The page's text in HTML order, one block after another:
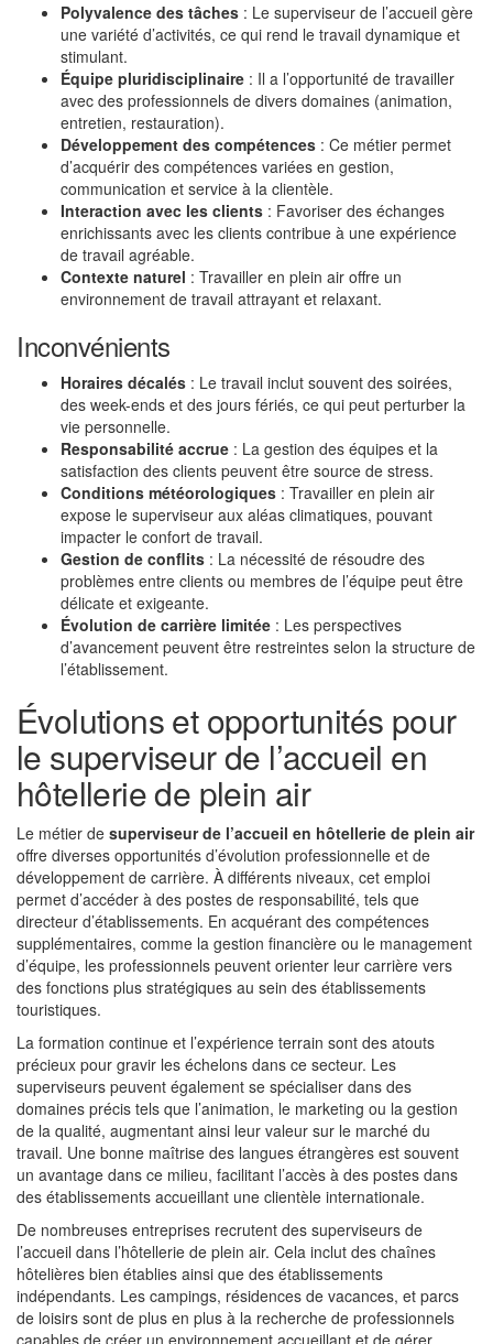
Polyvalence des tâches : Le superviseur de l’accueil gère
une variété d’activités, ce qui rend le travail dynamique et
stimulant.
Équipe pluridisciplinaire : Il a l’opportunité de travailler
avec des professionnels de divers domaines (animation,
entretien, restauration).
Développement des compétences : Ce métier permet
d’acquérir des compétences variées en gestion,
communication et service à la clientèle.
Interaction avec les clients : Favoriser des échanges
enrichissants avec les clients contribue à une expérience
de travail agréable.
Contexte naturel : Travailler en plein air offre un
environnement de travail attrayant et relaxant.
Inconvénients
Horaires décalés : Le travail inclut souvent des soirées,
des week-ends et des jours fériés, ce qui peut perturber la
vie personnelle.
Responsabilité accrue : La gestion des équipes et la
satisfaction des clients peuvent être source de stress.
Conditions météorologiques : Travailler en plein air
expose le superviseur aux aléas climatiques, pouvant
impacter le confort de travail.
Gestion de conflits : La nécessité de résoudre des
problèmes entre clients ou membres de l’équipe peut être
délicate et exigeante.
Évolution de carrière limitée : Les perspectives
d’avancement peuvent être restreintes selon la structure de
l’établissement.
Évolutions et opportunités pour
le superviseur de l’accueil en
hôtellerie de plein air
Le métier de superviseur de l’accueil en hôtellerie de plein air
offre diverses opportunités d’évolution professionnelle et de
développement de carrière. À différents niveaux, cet emploi
permet d’accéder à des postes de responsabilité, tels que
directeur d’établissements. En acquérant des compétences
supplémentaires, comme la gestion financière ou le management
d’équipe, les professionnels peuvent orienter leur carrière vers
des fonctions plus stratégiques au sein des établissements
touristiques.
La formation continue et l’expérience terrain sont des atouts
précieux pour gravir les échelons dans ce secteur. Les
superviseurs peuvent également se spécialiser dans des
domaines précis tels que l’animation, le marketing ou la gestion
de la qualité, augmentant ainsi leur valeur sur le marché du
travail. Une bonne maîtrise des langues étrangères est souvent
un avantage dans ce milieu, facilitant l’accès à des postes dans
des établissements accueillant une clientèle internationale.
De nombreuses entreprises recrutent des superviseurs de
l’accueil dans l’hôtellerie de plein air. Cela inclut des chaînes
hôtelières bien établies ainsi que des établissements
indépendants. Les campings, résidences de vacances, et parcs
de loisirs sont de plus en plus à la recherche de professionnels
capables de créer un environnement accueillant et de gérer